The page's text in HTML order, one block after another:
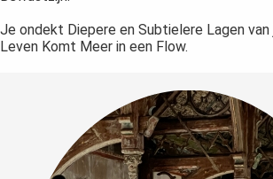
Je ondekt Diepere en Subtielere Lagen van
Leven Komt Meer in een Flow.